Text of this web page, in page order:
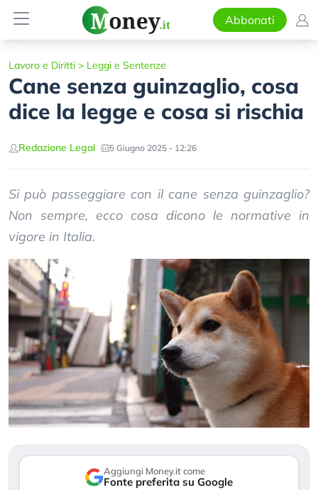
Abbonati
Lavoro e Diritti > Leggi e Sentenze
Cane senza guinzaglio, cosa
dice la legge e cosa si rischia
Redazione Legal 5 Giugno 2025 - 12:26
Si può passeggiare con il cane senza guinzaglio?
Non sempre, ecco cosa dicono le normative in
vigore in Italia.
Aggiungi Money.it come
Fonte preferita su Google